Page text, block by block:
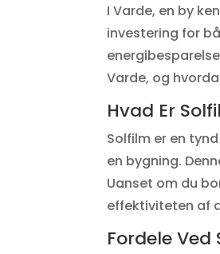
I Varde, en by
investering for
Varde, og
Hvad Er
Solfilm er en
en bygning.
Uanset om du
effektiviteten af
Fordele Ved